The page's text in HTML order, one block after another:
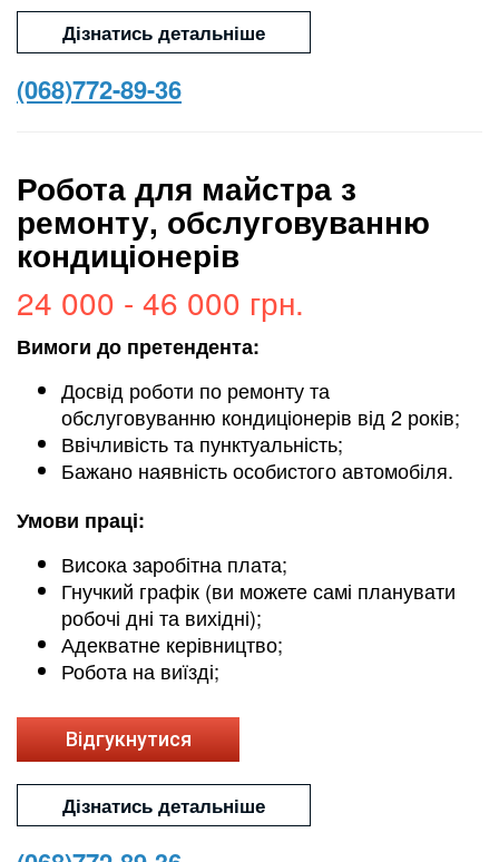
Дізнатись детальніше
(068)772-89-36
Робота для майстра з
ремонту, обслуговуванню
кондиціонерів
24 000 - 46 000 грн.
Вимоги до претендента:
Досвід роботи по ремонту та
обслуговуванню кондиціонерів від 2 років;
Ввічливість та пунктуальність;
Бажано наявність особистого автомобіля.
Умови праці:
Висока заробітна плата;
Гнучкий графік (ви можете самі планувати
робочі дні та вихідні);
Адекватне керівництво;
Робота на виїзді;
Відгукнутися
Дізнатись детальніше